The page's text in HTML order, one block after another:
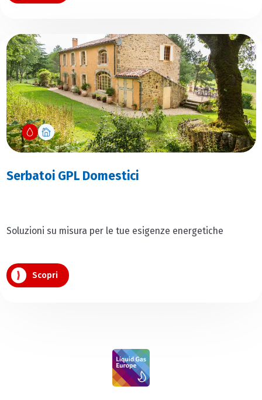
Serbatoi GPL Domestici
Soluzioni su misura per le tue esigenze energetiche
Scopri